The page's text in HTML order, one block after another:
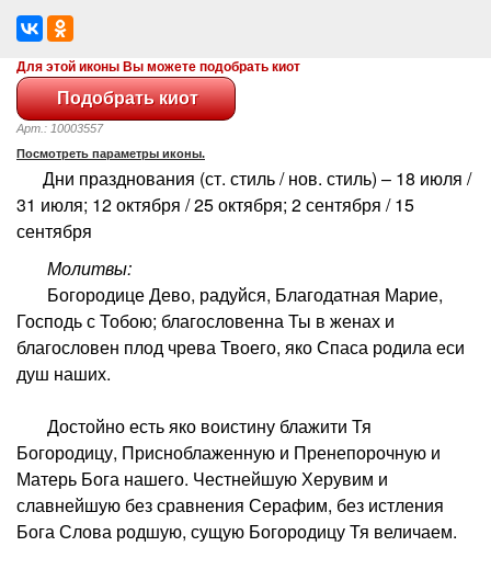
Для этой иконы Вы можете подобрать киот
Арт.: 10003557
Посмотреть параметры иконы.
Дни празднования (ст. стиль / нов. стиль) – 18 июля /
31 июля; 12 октября / 25 октября; 2 сентября / 15
сентября
Молитвы:
Богородице Дево, радуйся, Благодатная Марие,
Господь с Тобою; благословенна Ты в женах и
благословен плод чрева Твоего, яко Спаса родила еси
душ наших.
Достойно есть яко воистину блажити Тя
Богородицу, Присноблаженную и Пренепорочную и
Матерь Бога нашего. Честнейшую Херувим и
славнейшую без сравнения Серафим, без истления
Бога Слова родшую, сущую Богородицу Тя величаем.